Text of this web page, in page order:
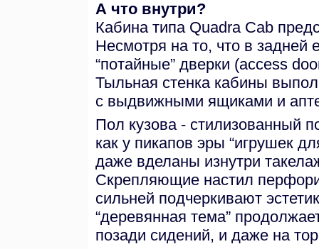
А что внутри?
Кабина типа Quadra Cab
Несмотря на то, что в задней
“потайные” дверки (access
Тыльная стенка кабины
с выдвижными ящиками и
Пол кузова - стилизованный
как у пикапов эры “игрушек
даже вделаны изнутри
Скрепляющие настил
сильней подчеркивают
“деревянная тема”
позади сидений, и даже на